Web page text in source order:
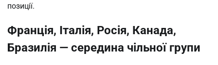
позиції.
Франція, Італія, Росія, Канада,
Бразилія — середина чільної групи